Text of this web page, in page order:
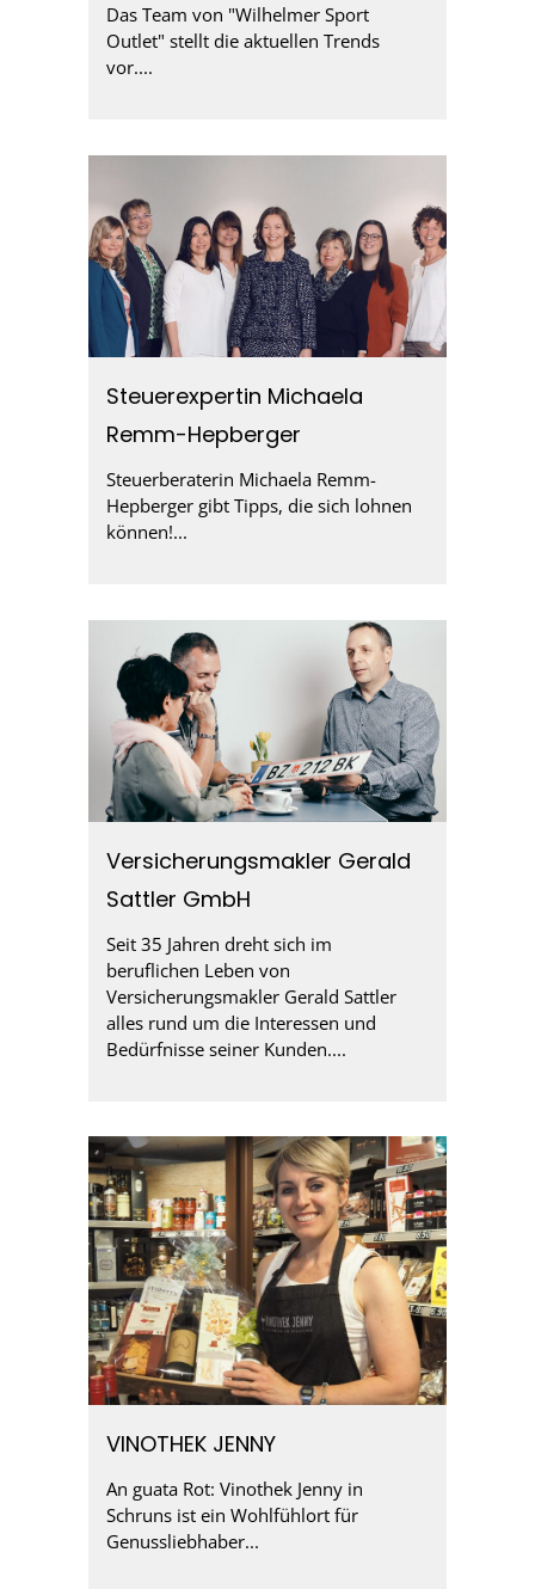
Das Team von "Wilhelmer Sport
Outlet" stellt die aktuellen Trends
vor....
Steuerexpertin Michaela
Remm-Hepberger
Steuerberaterin Michaela Remm-
Hepberger gibt Tipps, die sich lohnen
können!...
Versicherungsmakler Gerald
Sattler GmbH
Seit 35 Jahren dreht sich im
beruflichen Leben von
Versicherungsmakler Gerald Sattler
alles rund um die Interessen und
Bedürfnisse seiner Kunden....
VINOTHEK JENNY
An guata Rot: Vinothek Jenny in
Schruns ist ein Wohlfühlort für
Genussliebhaber...